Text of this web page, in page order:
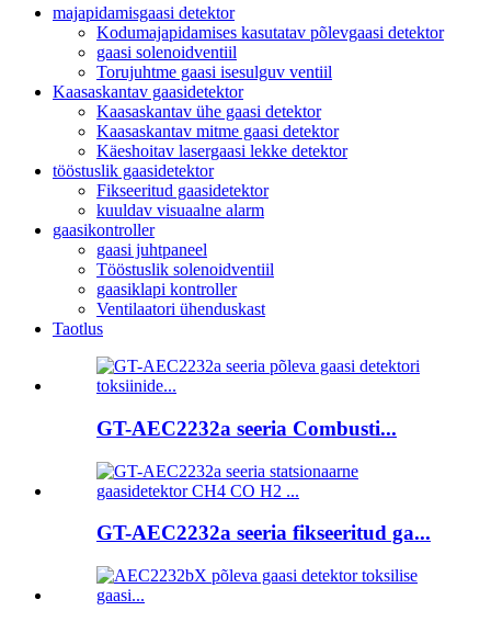
majapidamisgaasi detektor
Kodumajapidamises kasutatav põlevgaasi detektor
gaasi solenoidventiil
Torujuhtme gaasi isesulguv ventiil
Kaasaskantav gaasidetektor
Kaasaskantav ühe gaasi detektor
Kaasaskantav mitme gaasi detektor
Käeshoitav lasergaasi lekke detektor
tööstuslik gaasidetektor
Fikseeritud gaasidetektor
kuuldav visuaalne alarm
gaasikontroller
gaasi juhtpaneel
Tööstuslik solenoidventiil
gaasiklapi kontroller
Ventilaatori ühenduskast
Taotlus
GT-AEC2232a seeria Combusti...
GT-AEC2232a seeria fikseeritud ga...